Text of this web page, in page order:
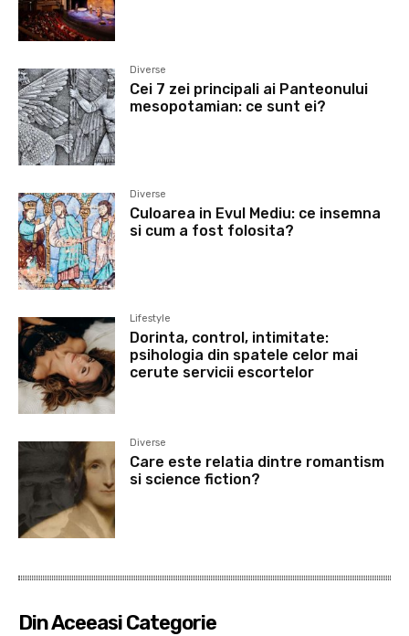
Diverse
Cei 7 zei principali ai Panteonului
mesopotamian: ce sunt ei?
Diverse
Culoarea in Evul Mediu: ce insemna
si cum a fost folosita?
Lifestyle
Dorinta, control, intimitate:
psihologia din spatele celor mai
cerute servicii escortelor
Diverse
Care este relatia dintre romantism
si science fiction?
Din Aceeasi Categorie